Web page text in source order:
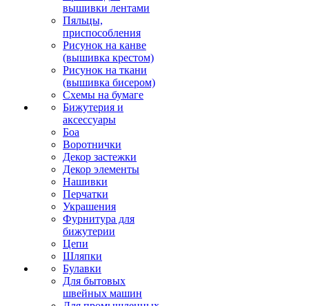
вышивки лентами
Пяльцы,
приспособления
Рисунок на канве
(вышивка крестом)
Рисунок на ткани
(вышивка бисером)
Схемы на бумаге
Бижутерия и
аксессуары
Боа
Воротнички
Декор застежки
Декор элементы
Нашивки
Перчатки
Украшения
Фурнитура для
бижутерии
Цепи
Шляпки
Булавки
Для бытовых
швейных машин